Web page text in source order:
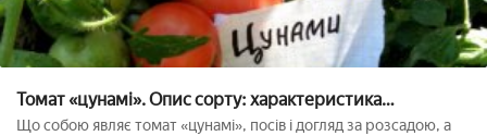
Томат «цунамі». Опис сорту: характеристика
врожайності і агротехніка посадки, догляду та
Що собою являє томат «цунамі», посів і догляд за розсадою, а